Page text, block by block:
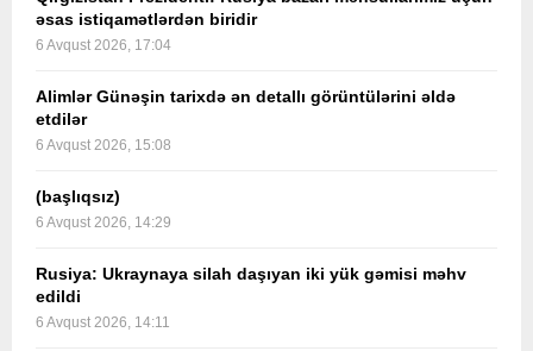
əsas istiqamətlərdən biridir
6 Avqust 2026, 17:04
Alimlər Günəşin tarixdə ən detallı görüntülərini əldə
etdilər
6 Avqust 2026, 15:08
(başlıqsız)
6 Avqust 2026, 14:29
Rusiya: Ukraynaya silah daşıyan iki yük gəmisi məhv
edildi
6 Avqust 2026, 14:11